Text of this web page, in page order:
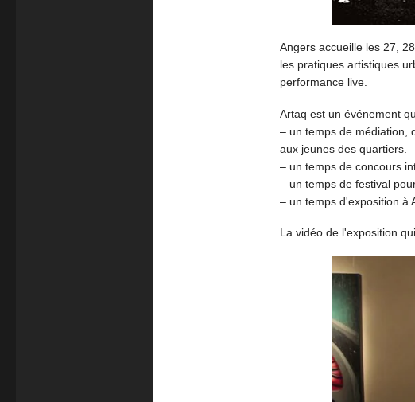
Angers accueille les 27,
les pratiques artistiques
performance live.
Artaq est un événement
– un temps de médiation,
aux jeunes des quartiers.
– un temps de concours
– un temps de festival
– un temps d'exposition à
La vidéo de l'exposition